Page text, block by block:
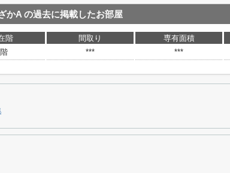
かA の過去に掲載したお部屋
階 間取り 専有面積
*** ***